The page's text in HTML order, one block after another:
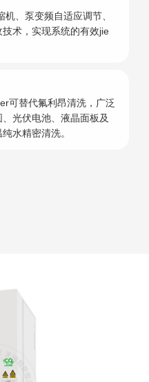
、泵变频自适应调节、
术，实现系统的有效jie
可替代氟利昂清洗，广泛
光伏电池、液晶面板及
水精密清洗。